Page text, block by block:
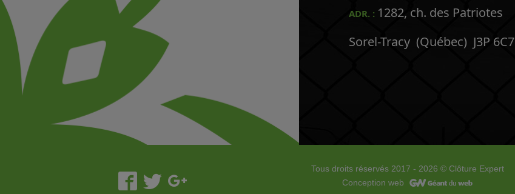
ADR. : 1282, ch. des Patriotes
Sorel-Tracy (Québec) J3P 6C7
Tous droits réservés 2017 - 2026 © Clôture Expert
Conception web